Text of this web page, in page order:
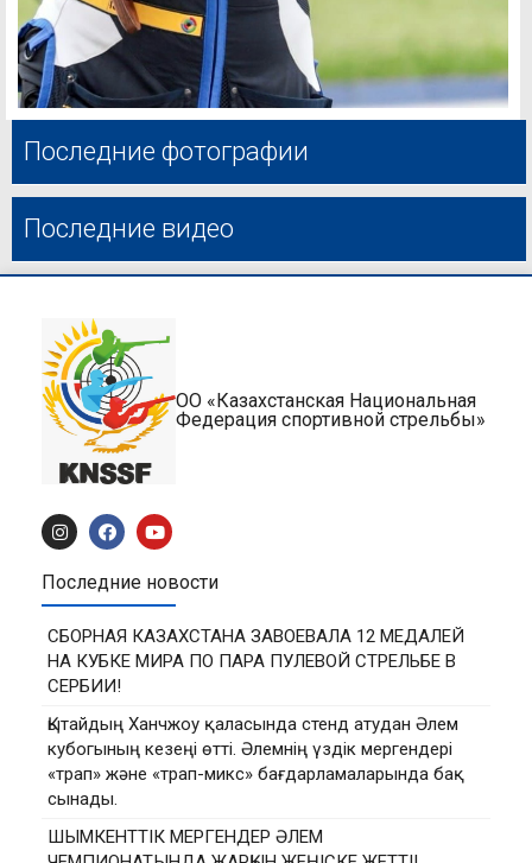
Последние фотографии
Последние видео
ОО «Казахстанская Национальная
Федерация спортивной стрельбы»
Последние новости
СБОРНАЯ КАЗАХСТАНА ЗАВОЕВАЛА 12 МЕДАЛЕЙ
НА КУБКЕ МИРА ПО ПАРА ПУЛЕВОЙ СТРЕЛЬБЕ В
СЕРБИИ!
Қытайдың Ханчжоу қаласында стенд атудан Әлем
кубогының кезеңі өтті. Әлемнің үздік мергендері
«трап» және «трап-микс» бағдарламаларында бақ
сынады.
ШЫМКЕНТТІК МЕРГЕНДЕР ӘЛЕМ